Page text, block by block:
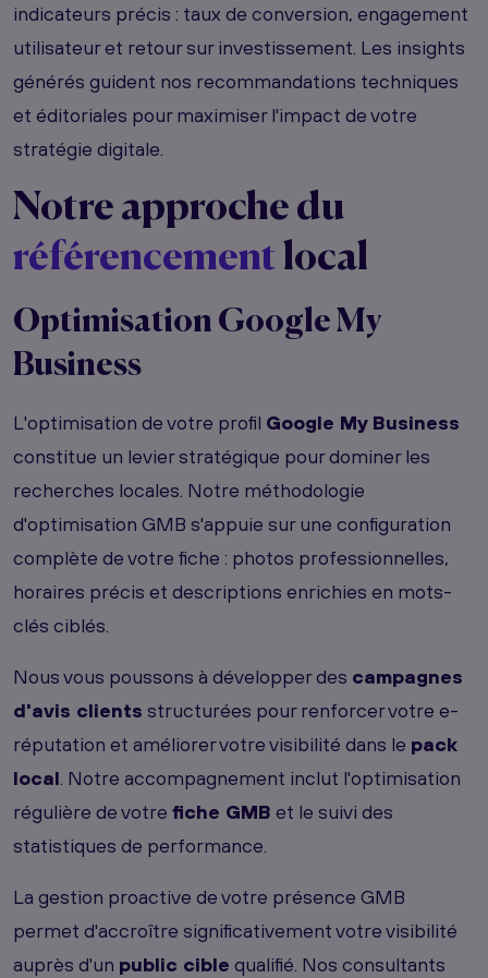
indicateurs précis : taux de conversion, engagement
utilisateur et retour sur investissement. Les insights
générés guident nos recommandations techniques
et éditoriales pour maximiser l'impact de votre
stratégie digitale.
Notre approche du
référencement local
Optimisation Google My
Business
L'optimisation de votre profil Google My Business
constitue un levier stratégique pour dominer les
recherches locales. Notre méthodologie
d'optimisation GMB s'appuie sur une configuration
complète de votre fiche : photos professionnelles,
horaires précis et descriptions enrichies en mots-
clés ciblés.
Nous vous poussons à développer des campagnes
d'avis clients structurées pour renforcer votre e-
réputation et améliorer votre visibilité dans le pack
local. Notre accompagnement inclut l'optimisation
régulière de votre fiche GMB et le suivi des
statistiques de performance.
La gestion proactive de votre présence GMB
permet d'accroître significativement votre visibilité
auprès d'un public cible qualifié. Nos consultants